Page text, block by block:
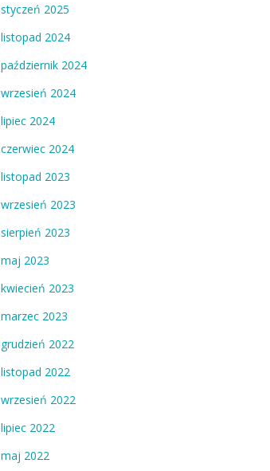
styczeń 2025
listopad 2024
październik 2024
wrzesień 2024
lipiec 2024
czerwiec 2024
listopad 2023
wrzesień 2023
sierpień 2023
maj 2023
kwiecień 2023
marzec 2023
grudzień 2022
listopad 2022
wrzesień 2022
lipiec 2022
maj 2022